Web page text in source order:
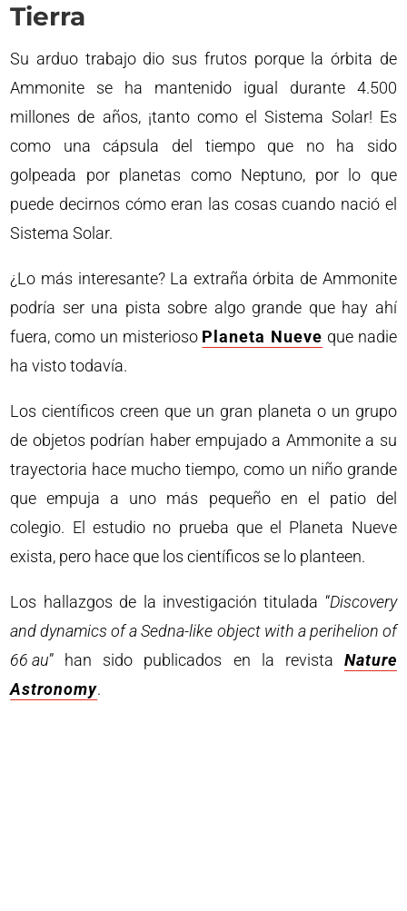
Tierra
Su arduo trabajo dio sus frutos porque la órbita de
Ammonite se ha mantenido igual durante 4.500
millones de años, ¡tanto como el Sistema Solar! Es
como una cápsula del tiempo que no ha sido
golpeada por planetas como Neptuno, por lo que
puede decirnos cómo eran las cosas cuando nació el
Sistema Solar.
¿Lo más interesante? La extraña órbita de Ammonite
podría ser una pista sobre algo grande que hay ahí
fuera, como un misterioso Planeta Nueve que nadie
ha visto todavía.
Los científicos creen que un gran planeta o un grupo
de objetos podrían haber empujado a Ammonite a su
trayectoria hace mucho tiempo, como un niño grande
que empuja a uno más pequeño en el patio del
colegio. El estudio no prueba que el Planeta Nueve
exista, pero hace que los científicos se lo planteen.
Los hallazgos de la investigación titulada “Discovery
and dynamics of a Sedna-like object with a perihelion of
66 au” han sido publicados en la revista Nature
Astronomy.